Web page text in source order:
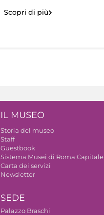
Scopri di più
IL MUSEO
Storia del museo
Staff
Guestbook
Sistema Musei di Roma Capitale
Carta dei servizi
Newsletter
SEDE
Palazzo Braschi